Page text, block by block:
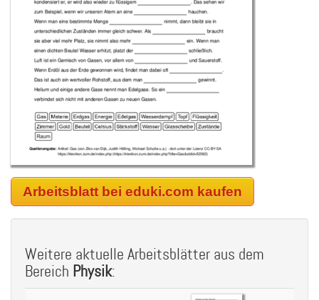
Arbeitsblatt bei eduki.com kaufen
Weitere aktuelle Arbeitsblätter aus dem
Bereich Physik: